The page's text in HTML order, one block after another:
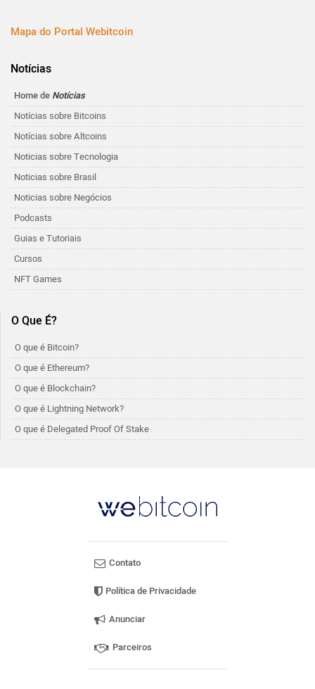
Mapa do Portal Webitcoin
Notícias
Home de Notícias
Notícias sobre Bitcoins
Notícias sobre Altcoins
Noticias sobre Tecnologia
Noticias sobre Brasil
Noticias sobre Negócios
Podcasts
Guias e Tutoriais
Cursos
NFT Games
O Que É?
O que é Bitcoin?
O que é Ethereum?
O que é Blockchain?
O que é Lightning Network?
O que é Delegated Proof Of Stake
Contato
Política de Privacidade
Anunciar
Parceiros